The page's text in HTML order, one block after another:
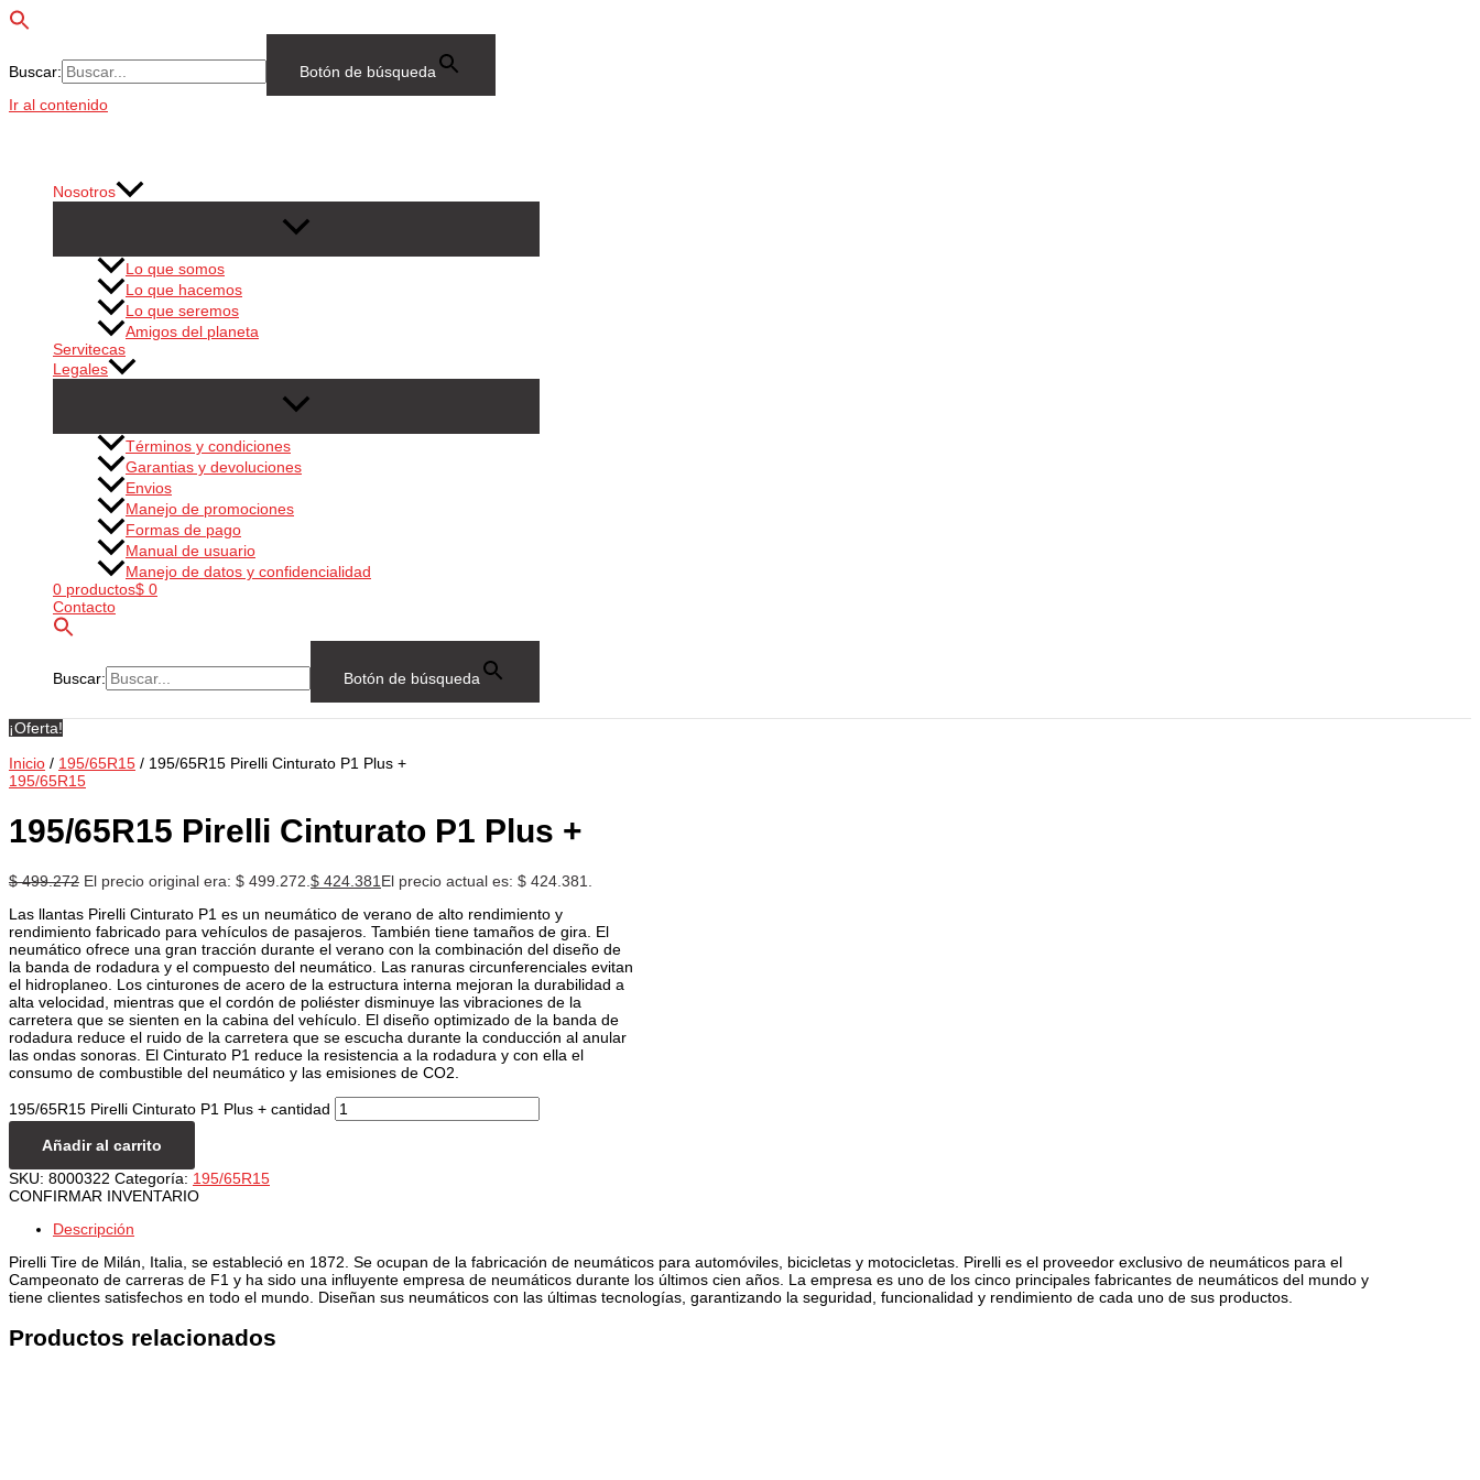
Buscar:
Botón de búsqueda
Ir al contenido
Nosotros
Lo que somos
Lo que hacemos
Lo que seremos
Amigos del planeta
Servitecas
Legales
Términos y condiciones
Garantias y devoluciones
Envios
Manejo de promociones
Formas de pago
Manual de usuario
Manejo de datos y confidencialidad
0 productos$ 0
Contacto
Buscar: Botón de búsqueda
¡Oferta!
Inicio / 195/65R15 / 195/65R15 Pirelli Cinturato P1 Plus +
195/65R15
195/65R15 Pirelli Cinturato P1 Plus +
$499.272 El precio original era: $ 499.272. $ 424.381 El precio actual es: $ 424.381.
Las llantas Pirelli Cinturato P1 es un neumático de verano de alto rendimiento y
rendimiento fabricado para vehículos de pasajeros. También tiene tamaños de gira. El
neumático ofrece una gran tracción durante el verano con la combinación del diseño de
la banda de rodadura y el compuesto del neumático. Las ranuras circunferenciales evitan
el hidroplaneo. Los cinturones de acero de la estructura interna mejoran la durabilidad a
alta velocidad, mientras que el cordón de poliéster disminuye las vibraciones de la
carretera que se sienten en la cabina del vehículo. El diseño optimizado de la banda de
rodadura reduce el ruido de la carretera que se escucha durante la conducción al anular
las ondas sonoras. El Cinturato P1 reduce la resistencia a la rodadura y con ella el
consumo de combustible del neumático y las emisiones de CO2.
195/65R15 Pirelli Cinturato P1 Plus + cantidad
Añadir al carrito
SKU: 8000322 Categoría: 195/65R15
CONFIRMAR INVENTARIO
Descripción
Pirelli Tire de Milán, Italia, se estableció en 1872. Se ocupan de la fabricación de neumáticos para automóviles, bicicletas y motocicletas. Pirelli es el proveedor exclusivo de neumáticos para el
Campeonato de carreras de F1 y ha sido una influyente empresa de neumáticos durante los últimos cien años. La empresa es uno de los cinco principales fabricantes de neumáticos del mundo y
tiene clientes satisfechos en todo el mundo. Diseñan sus neumáticos con las últimas tecnologías, garantizando la seguridad, funcionalidad y rendimiento de cada uno de sus productos.
Productos relacionados